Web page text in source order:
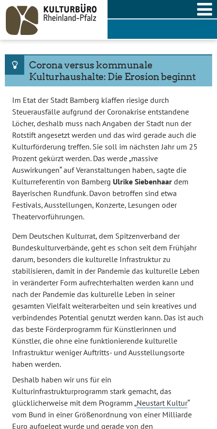
Skip
content
Corona versus kommunale
Kulturhaushalte: Die Erosion beginnt
Im Etat der Stadt Bamberg klaffen riesige durch
Steuerausfälle aufgrund der Coronakrise entstandene
Löcher, deshalb muss nach Angaben der Stadt nun der
Rotstift angesetzt werden und das wird gerade auch die
Kulturförderung treffen. Sie soll im nächsten Jahr um 25
Prozent gekürzt werden. Das werde „massive
Auswirkungen“ auf Veranstaltungen haben, sagte die
Kulturreferentin von Bamberg Ulrike Siebenhaar dem
Bayerischen Rundfunk. Davon betroffen sind etwa
Festivals, Ausstellungen, Konzerte, Lesungen oder
Theatervorführungen.
Dem Deutschen Kulturrat, dem Spitzenverband der
Bundeskulturverbände, geht es schon seit dem Frühjahr
darum, besonders die kulturelle Infrastruktur zu
stabilisieren, damit in der Pandemie das kulturelle Leben
in veränderter Form aufrechterhalten werden kann und
nach der Pandemie das kulturelle Leben in seiner
gesamten Vielfalt weiterarbeiten und sein kreatives und
verbindendes Potential genutzt werden kann. Das ist auch
das beste Förderprogramm für Künstlerinnen und
Künstler, die ohne eine funktionierende kulturelle
Infrastruktur weniger Auftritts- und Ausstellungsorte
haben werden.
Deshalb haben wir uns für ein
Kulturinfrastrukturprogramm stark gemacht, das
glücklicherweise mit dem Programm „Neustart Kultur“
vom Bund in einer Größenordnung von einer Milliarde
Euro aufgelegt wurde und gerade von den